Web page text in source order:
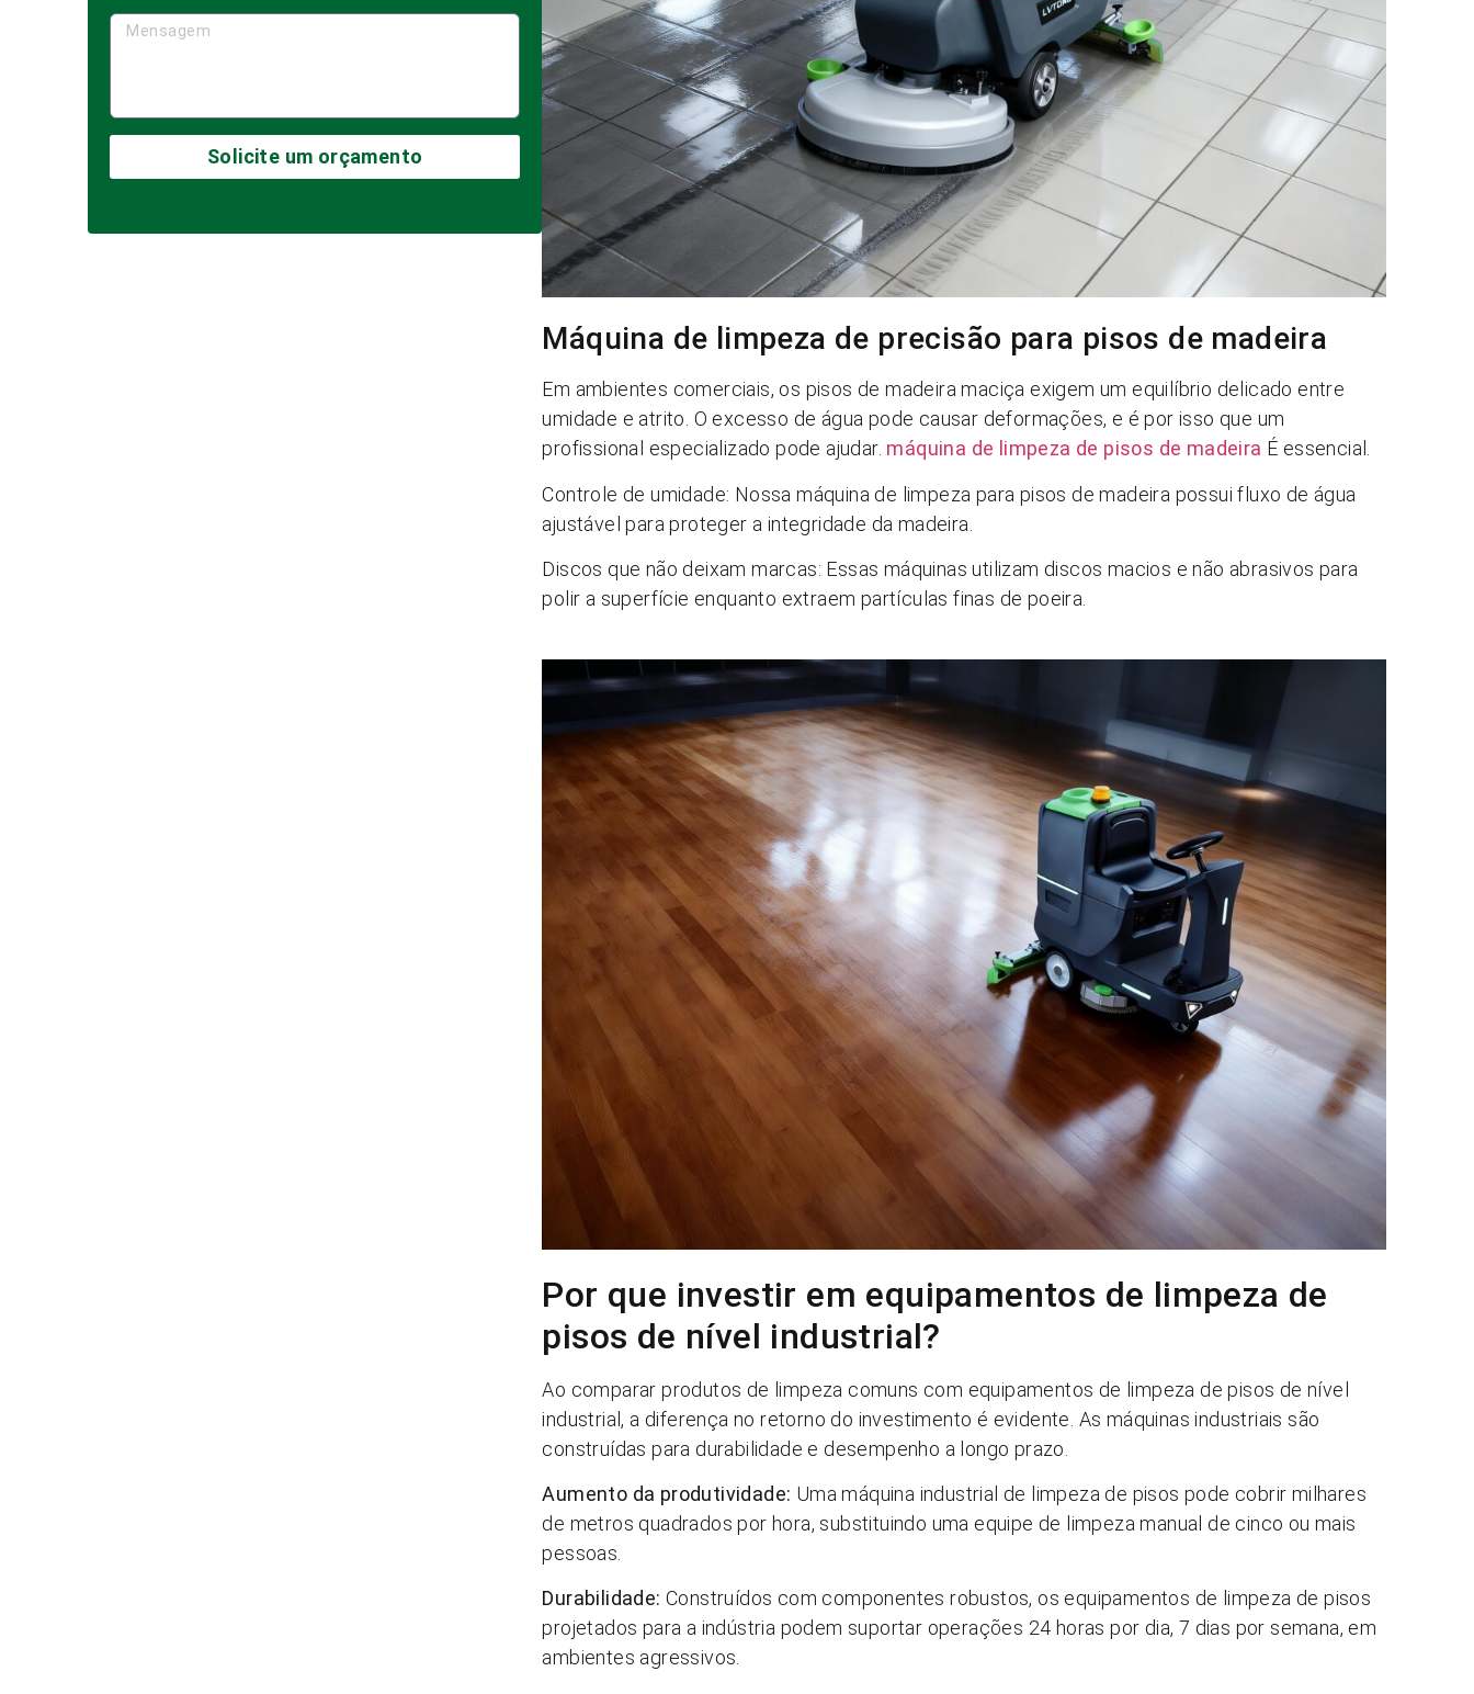
Solicite um orçamento
Máquina de limpeza de precisão para pisos de madeira
Em ambientes comerciais, os pisos de madeira maciça exigem um equilíbrio delicado entre
umidade e atrito. O excesso de água pode causar deformações, e é por isso que um
profissional especializado pode ajudar. máquina de limpeza de pisos de madeira É essencial.
Controle de umidade: Nossa máquina de limpeza para pisos de madeira possui fluxo de água
ajustável para proteger a integridade da madeira.
Discos que não deixam marcas: Essas máquinas utilizam discos macios e não abrasivos para
polir a superfície enquanto extraem partículas finas de poeira.
Por que investir em equipamentos de limpeza de
pisos de nível industrial?
Ao comparar produtos de limpeza comuns com equipamentos de limpeza de pisos de nível
industrial, a diferença no retorno do investimento é evidente. As máquinas industriais são
construídas para durabilidade e desempenho a longo prazo.
Aumento da produtividade: Uma máquina industrial de limpeza de pisos pode cobrir milhares
de metros quadrados por hora, substituindo uma equipe de limpeza manual de cinco ou mais
pessoas.
Durabilidade: Construídos com componentes robustos, os equipamentos de limpeza de pisos
projetados para a indústria podem suportar operações 24 horas por dia, 7 dias por semana, em
ambientes agressivos.